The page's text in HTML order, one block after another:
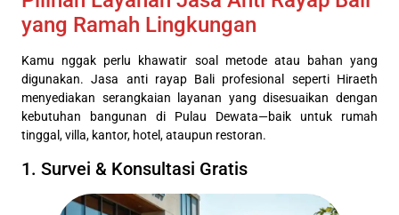
yang Ramah Lingkungan
Kamu nggak perlu khawatir soal metode atau bahan yang
digunakan. Jasa anti rayap Bali profesional seperti Hiraeth
menyediakan serangkaian layanan yang disesuaikan dengan
kebutuhan bangunan di Pulau Dewata—baik untuk rumah
tinggal, villa, kantor, hotel, ataupun restoran.
1. Survei & Konsultasi Gratis